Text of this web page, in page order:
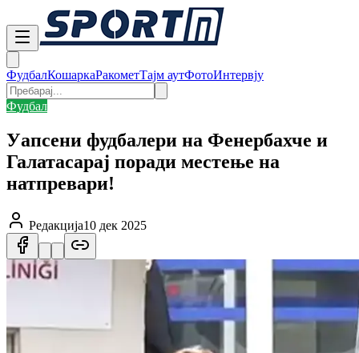
ФудбалКошаркаРакометТајм аутФотоИнтервју
Фудбал
Уапсени фудбалери на Фенербахче и
Галатасарај поради местење на
натпревари!
Редакција10 дек 2025